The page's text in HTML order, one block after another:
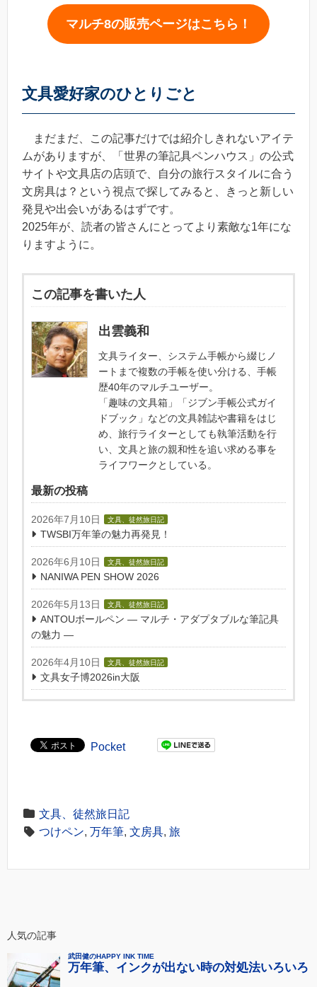
マルチ8の販売ページはこちら！
文具愛好家のひとりごと
まだまだ、この記事だけでは紹介しきれないアイテ
ムがありますが、「世界の筆記具ペンハウス」の公式
サイトや文具店の店頭で、自分の旅行スタイルに合う
文房具は？という視点で探してみると、きっと新しい
発見や出会いがあるはずです。
2025年が、読者の皆さんにとってより素敵な1年にな
りますように。
この記事を書いた人
出雲義和
文具ライター、システム手帳から綴じノ
ートまで複数の手帳を使い分ける、手帳
歴40年のマルチユーザー。
「趣味の文具箱」「ジブン手帳公式ガイ
ドブック」などの文具雑誌や書籍をはじ
め、旅行ライターとしても執筆活動を行
い、文具と旅の親和性を追い求める事を
ライフワークとしている。
最新の投稿
2026年7月10日 文具、徒然旅日記
TWSBI万年筆の魅力再発見！
2026年6月10日 文具、徒然旅日記
NANIWA PEN SHOW 2026
2026年5月13日 文具、徒然旅日記
ANTOUボールペン — マルチ・アダプタブルな筆記具
の魅力 —
2026年4月10日 文具、徒然旅日記
文具女子博2026in大阪
Pocket
文具、徒然旅日記
つけペン, 万年筆, 文房具, 旅
人気の記事